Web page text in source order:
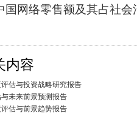
网络零售额及其占社
内容
估与投资战略研究报告
未来前景预测报告
估与前景趋势报告